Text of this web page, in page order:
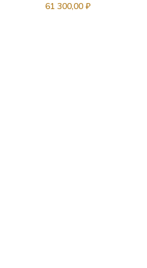
61 300,00₽